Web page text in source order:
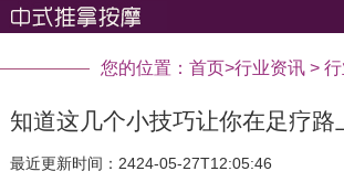
您的位置： 首页>行业资讯 >
知道这几个小技巧让你在足疗路
最近更新时间：2424-05-27T12:05:46